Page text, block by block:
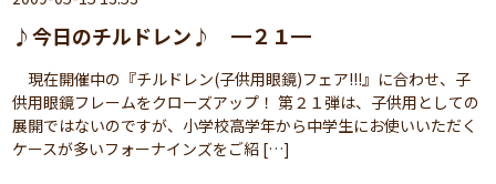
♪今日のチルドレン♪ ━２１━
現在開催中の『チルドレン(子供用眼鏡)フェア!!!』に合わせ、子
供用眼鏡フレームをクローズアップ！ 第２１弾は、子供用としての
展開ではないのですが、小学校高学年から中学生にお使いいただく
ケースが多いフォーナインズをご紹 […]